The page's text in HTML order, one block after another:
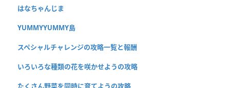
はなちゃんじま
YUMMYYUMMY島
スペシャルチャレンジの攻略一覧と報酬
いろいろな種類の花を咲かせようの攻略
たくさん野菜を同時に育てようの攻略